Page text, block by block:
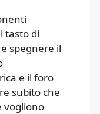
tasto di
spegnere il
e il foro
subito che
vogliono